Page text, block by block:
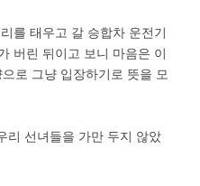
를 태우고 갈 승합차 운전기
버린 뒤이고 보니 마음은 이
로 그냥 입장하기로 뜻을 모
리 선녀들을 가만 두지 않았